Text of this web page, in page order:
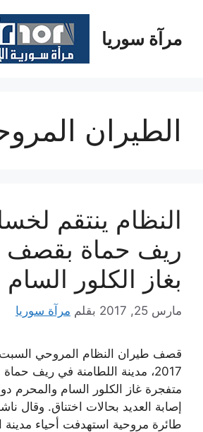
المحتوىمرآة سوريا
الطيران
النظام ينتقم
ريف حماة بقصف
بغاز الكلور السام
مارس 25, 2017 بقلم مرآة سوريا
2017، مدينة اللطامنة في ريف
متفجرة غاز الكلور السام والمحرم
إصابة العديد بحالات اختناق. وقال
طائرة مروحية استهدفت أحياء مدينة